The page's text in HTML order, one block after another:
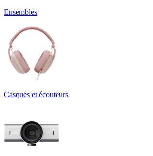
Ensembles
Casques et écouteurs